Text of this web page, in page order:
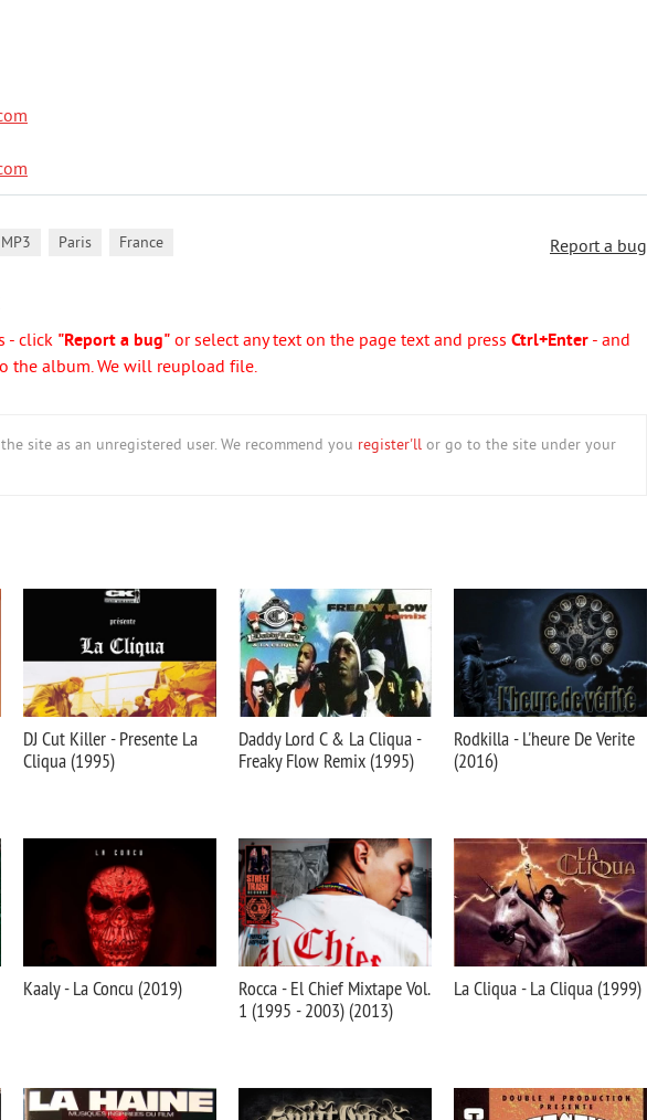
Report a bug
MP3 Paris France
- click "Report a bug" or select any text on the page text and press Ctrl+Enter - and
the album. We will reupload file.
site as an unregistered user. We recommend you register'll or go to the site under your
DJ Cut Killer - Presente La
Cliqua (1995)
Daddy Lord C & La Cliqua -
Freaky Flow Remix (1995)
Rodkilla - L'heure De Verite
(2016)
Kaaly - La Concu (2019)
Rocca - El Chief Mixtape Vol.
1 (1995 - 2003) (2013)
La Cliqua - La Cliqua (1999)